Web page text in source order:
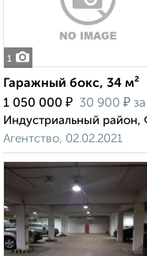
1
Гаражный бокс, 34 м²
1 050 000 ₽ 30 900 ₽
Индустриальный
Агентство, 02.02.2021